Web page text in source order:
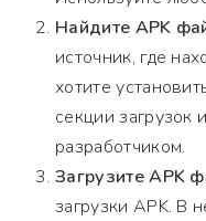
Найдите APK
источник, где
хотите
секции загрузок
разработчиком.
Загрузите APK
загрузки APK. В